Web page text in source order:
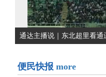
通达主播说｜东北超里看
便民快报 more